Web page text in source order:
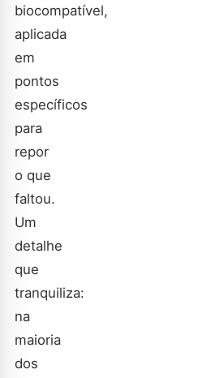
biocompatível,
aplicada
em
pontos
específicos
para
repor
o que
faltou.
Um
detalhe
que
tranquiliza:
na
maioria
dos